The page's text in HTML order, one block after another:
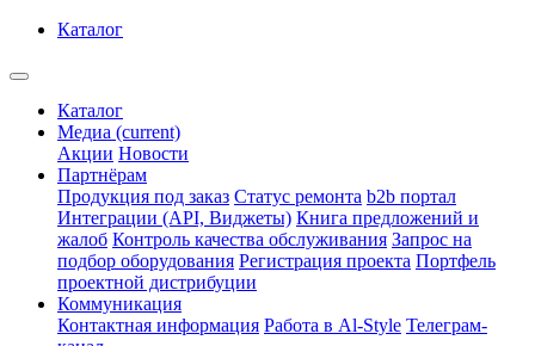
Каталог
Каталог
Медиа (current)
Акции Новости
Партнёрам
Продукция под заказ Статус ремонта b2b портал
Интеграции (API, Виджеты) Книга предложений и
жалоб Контроль качества обслуживания Запрос на
подбор оборудования Регистрация проекта Портфель
проектной дистрибуции
Коммуникация
Контактная информация Работа в Al-Style Телеграм-